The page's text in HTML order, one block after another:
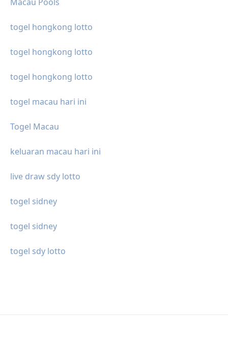
togel hongkong lotto
togel hongkong lotto
togel hongkong lotto
togel macau hari ini
Togel Macau
keluaran macau hari ini
live draw sdy lotto
togel sidney
togel sidney
togel sdy lotto